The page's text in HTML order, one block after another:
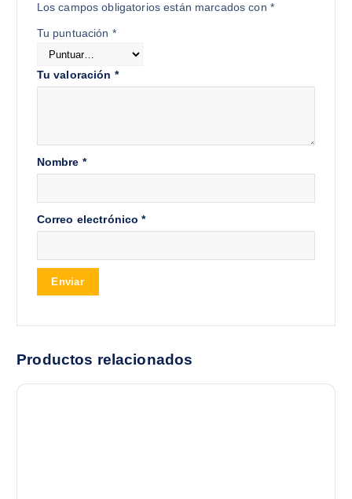
Los campos obligatorios están marcados con *
Tu puntuación *
Tu valoración *
Nombre *
Correo electrónico*
Productos relacionados